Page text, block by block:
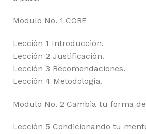
Modulo No. 1 CORE
Lección 1 Introducción.
Lección 2 Justificación.
Lección 3 Recomendaciones.
Lección 4 Metodología.
Modulo No. 2 Cambia tu forma
Lección 5 Condicionando tu